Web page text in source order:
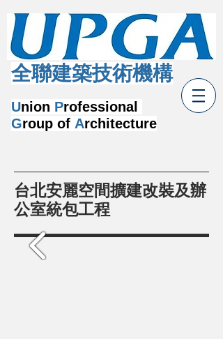
Union Professional
Group of Architecture
​全聯建築技術機構
台北安麗空間擴建改裝及辦
公室統包工程